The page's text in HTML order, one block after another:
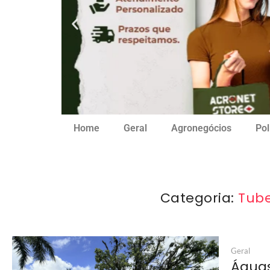
Home Geral Agronegócios
Categoria:
Geral